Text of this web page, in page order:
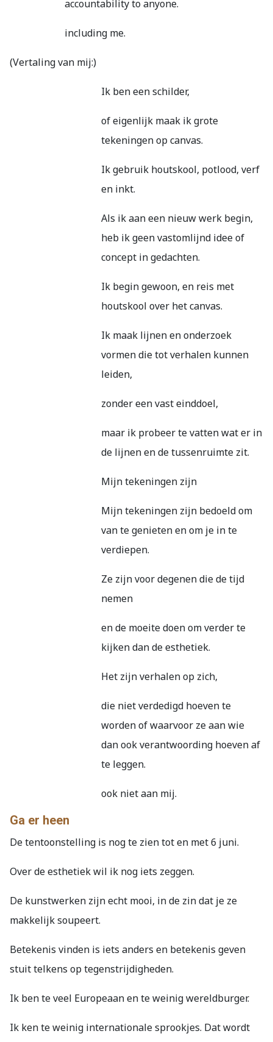
accountability to anyone.
including me.
(Vertaling van mij:)
Ik ben een schilder,
of eigenlijk maak ik grote
tekeningen op canvas.
Ik gebruik houtskool, potlood, verf
en inkt.
Als ik aan een nieuw werk begin,
heb ik geen vastomlijnd idee of
concept in gedachten.
Ik begin gewoon, en reis met
houtskool over het canvas.
Ik maak lijnen en onderzoek
vormen die tot verhalen kunnen
leiden,
zonder een vast einddoel,
maar ik probeer te vatten wat er in
de lijnen en de tussenruimte zit.
Mijn tekeningen zijn
Mijn tekeningen zijn bedoeld om
van te genieten en om je in te
verdiepen.
Ze zijn voor degenen die de tijd
nemen
en de moeite doen om verder te
kijken dan de esthetiek.
Het zijn verhalen op zich,
die niet verdedigd hoeven te
worden of waarvoor ze aan wie
dan ook verantwoording hoeven af ​​
te leggen.
ook niet aan mij.
Ga er heen
De tentoonstelling is nog te zien tot en met 6 juni.
Over de esthetiek wil ik nog iets zeggen.
De kunstwerken zijn echt mooi, in de zin dat je ze
makkelijk soupeert.
Betekenis vinden is iets anders en betekenis geven
stuit telkens op tegenstrijdigheden.
Ik ben te veel Europeaan en te weinig wereldburger.
Ik ken te weinig internationale sprookjes. Dat wordt